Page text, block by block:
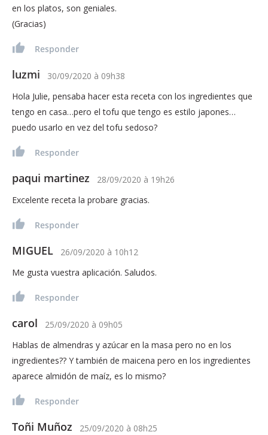
en los platos, son geniales.
(Gracias)
Responder
luzmi 30/09/2020 à 09h38
Hola Julie, pensaba hacer esta receta con los ingredientes que
tengo en casa…pero el tofu que tengo es estilo japones…
puedo usarlo en vez del tofu sedoso?
Responder
paqui martinez 28/09/2020 à 19h26
Excelente receta la probare gracias.
Responder
MIGUEL 26/09/2020 à 10h12
Me gusta vuestra aplicación. Saludos.
Responder
carol 25/09/2020 à 09h05
Hablas de almendras y azúcar en la masa pero no en los
ingredientes?? Y también de maicena pero en los ingredientes
aparece almidón de maíz, es lo mismo?
Responder
Toñi Muñoz 25/09/2020 à 08h25